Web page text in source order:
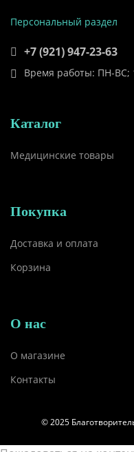
Персональный раздел
+7 (921) 947-23-63
Время работы: ПН-ВС;
Каталог
Медицинские товары
Покупка
Доставка и оплата
Корзина
О нас
О магазине
Контакты
© 2025